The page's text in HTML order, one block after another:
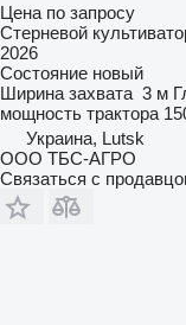
Цена по запросу
Стерневой
2026
Состояние новый
Ширина захвата 3 м
мощность трактора
Украина, Lutsk
ООО ТБС-АГРО
Связаться с